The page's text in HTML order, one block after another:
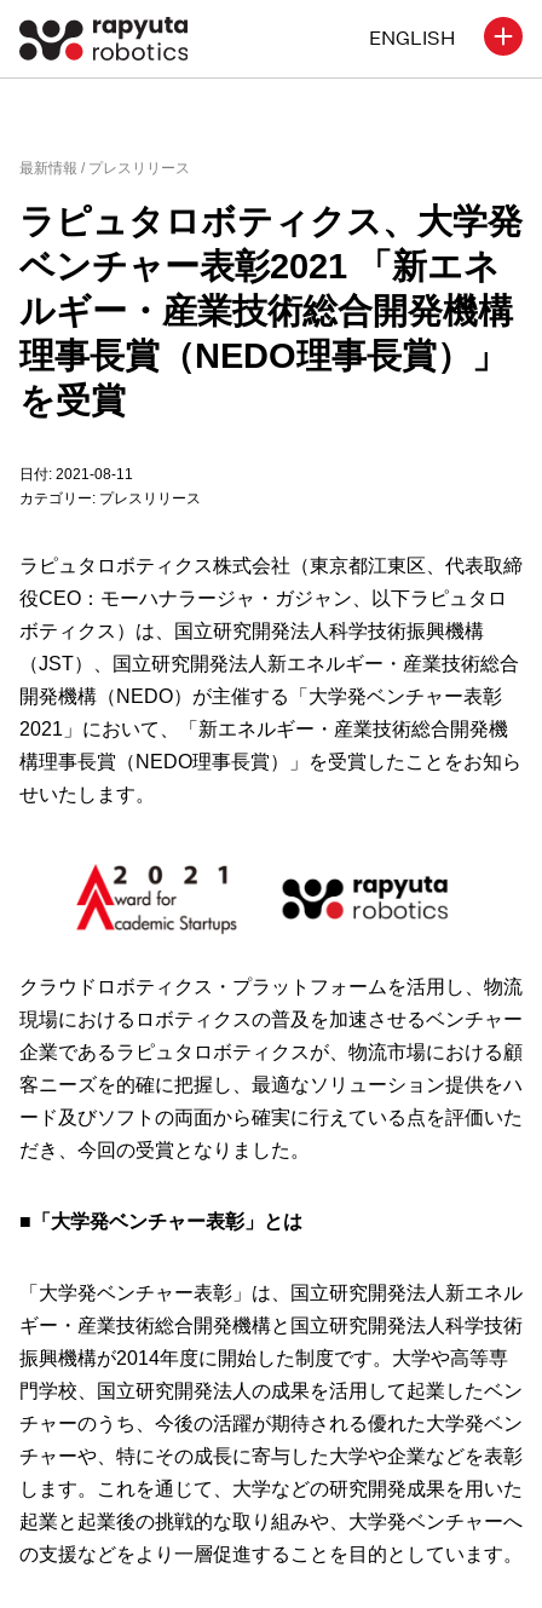
ENGLISH
最新情報 / プレスリリース
ラピュタロボティクス、大学発
ベンチャー表彰2021 「新エネ
ルギー・産業技術総合開発機構
理事長賞（NEDO理事長賞）」
を受賞
日付: 2021-08-11
カテゴリー: プレスリリース
ラピュタロボティクス株式会社（東京都江東区、代表取締
役CEO：モーハナラージャ・ガジャン、以下ラピュタロ
ボティクス）は、国⽴研究開発法⼈科学技術振興機構
（JST）、国⽴研究開発法⼈新エネルギー・産業技術総合
開発機構（NEDO）が主催する「大学発ベンチャー表彰
2021」において、「新エネルギー・産業技術総合開発機
構理事長賞（NEDO理事長賞）」を受賞したことをお知ら
せいたします。
クラウドロボティクス・プラットフォームを活用し、物流
現場におけるロボティクスの普及を加速させるベンチャー
企業であるラピュタロボティクスが、物流市場における顧
客ニーズを的確に把握し、最適なソリューション提供をハ
ード及びソフトの両面から確実に行えている点を評価いた
だき、今回の受賞となりました。
■「大学発ベンチャー表彰」とは
「大学発ベンチャー表彰」は、国立研究開発法人新エネル
ギー・産業技術総合開発機構と国立研究開発法人科学技術
振興機構が2014年度に開始した制度です。大学や高等専
門学校、国立研究開発法人の成果を活用して起業したベン
チャーのうち、今後の活躍が期待される優れた大学発ベン
チャーや、特にその成長に寄与した大学や企業などを表彰
します。これを通じて、大学などの研究開発成果を用いた
起業と起業後の挑戦的な取り組みや、大学発ベンチャーへ
の支援などをより一層促進することを目的としています。